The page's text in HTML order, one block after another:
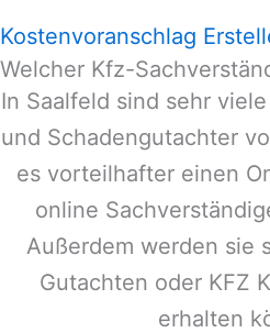
Kostenvoranschlag
Welcher Kfz-
In Saalfeld sind sehr
und Schadengutachter
es vorteilhafter einen
online
Außerdem werden sie
Gutachten oder KFZ
erhalten